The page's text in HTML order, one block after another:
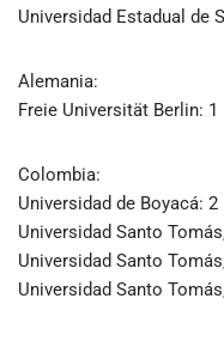
Universidad Estadual de
Alemania:
Freie Universität Berlin: 1
Colombia:
Universidad de Boyacá: 2
Universidad Santo
Universidad Santo
Universidad Santo